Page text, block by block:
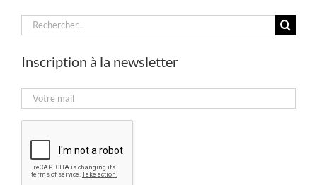
Rechercher:
Inscription à la newsletter